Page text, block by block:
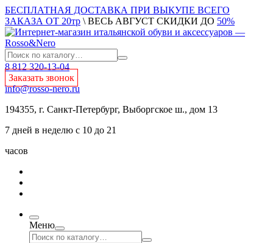
БЕСПЛАТНАЯ ДОСТАВКА ПРИ ВЫКУПЕ ВСЕГО
ЗАКАЗА ОТ 20тр \ ВЕСЬ АВГУСТ СКИДКИ ДО 50%
8 812 320-13-04
Заказать звонок
info@rosso-nero.ru
194355, г. Санкт-Петербург, Выборгское ш., дом 13
7 дней в неделю с 10 до 21
часов
Меню